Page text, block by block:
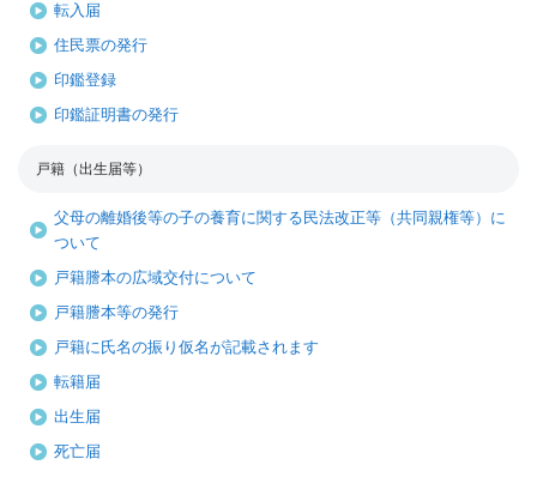
転入届
住民票の発行
印鑑登録
印鑑証明書の発行
戸籍（出生届等）
父母の離婚後等の子の養育に関する民法改正等（共同親権等）に
ついて
戸籍謄本の広域交付について
戸籍謄本等の発行
戸籍に氏名の振り仮名が記載されます
転籍届
出生届
死亡届